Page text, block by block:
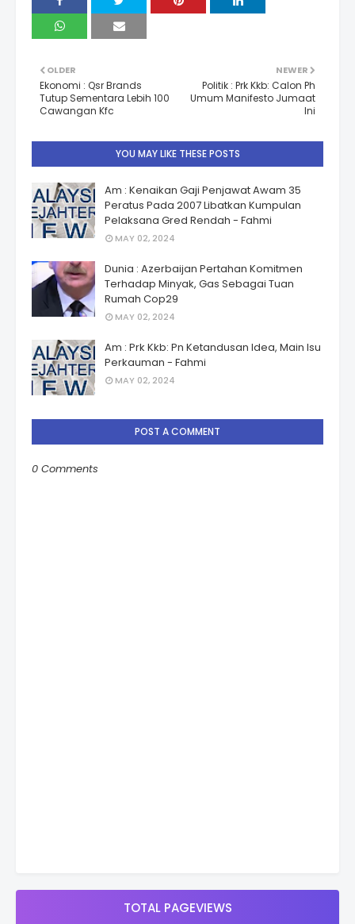
NEWER
Politik : Prk Kkb: Calon Ph
Umum Manifesto Jumaat
Ini
OLDER
Ekonomi : Qsr Brands
Tutup Sementara Lebih 100
Cawangan Kfc
YOU MAY LIKE THESE POSTS
Am : Kenaikan Gaji Penjawat Awam 35
Peratus Pada 2007 Libatkan Kumpulan
Pelaksana Gred Rendah - Fahmi
MAY 02, 2024
Dunia : Azerbaijan Pertahan Komitmen
Terhadap Minyak, Gas Sebagai Tuan
Rumah Cop29
MAY 02, 2024
Am : Prk Kkb: Pn Ketandusan Idea, Main Isu
Perkauman - Fahmi
MAY 02, 2024
POST A COMMENT
0 Comments
TOTAL PAGEVIEWS